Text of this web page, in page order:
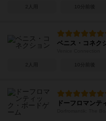
2人用 10分前後
ベニス・コネク
2人用 10分前後
ドーフロマンテ